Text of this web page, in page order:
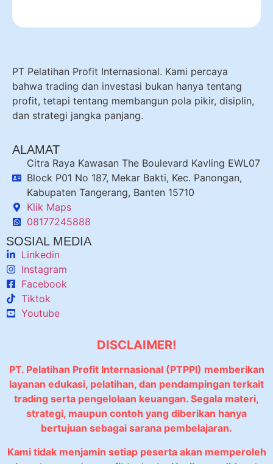
PT Pelatihan Profit Internasional. Kami percaya
bahwa trading dan investasi bukan hanya tentang
profit, tetapi tentang membangun pola pikir, disiplin,
dan strategi jangka panjang.
ALAMAT
Citra Raya Kawasan The Boulevard Kavling EWL07
Block P01 No 187, Mekar Bakti, Kec. Panongan,
Kabupaten Tangerang, Banten 15710
Klik Maps
08177245888
SOSIAL MEDIA
Linkedin
Instagram
Facebook
Tiktok
Youtube
DISCLAIMER!
PT. Pelatihan Profit Internasional (PTPPI) memberikan
layanan edukasi, pelatihan, dan pendampingan terkait
trading serta pengelolaan keuangan. Segala materi,
strategi, maupun contoh yang diberikan hanya
bertujuan sebagai sarana pembelajaran.
Kami tidak menjamin setiap peserta akan memperoleh